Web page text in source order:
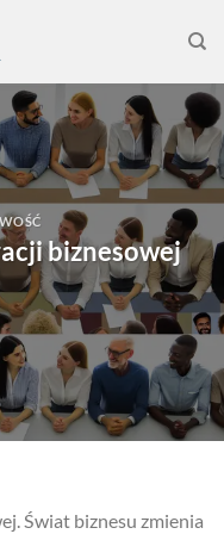
biznesowej
Świat biznesu zmienia